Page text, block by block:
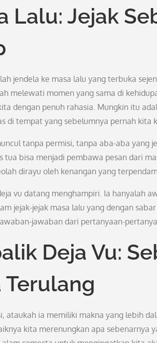
Lalu: Jejak
jendela ke masa lalu yang terbuka
melewati momen yang sama di
dengan penuh rahasia. Mungkin itu
di tempat yang sebelumnya pernah kita
tanpa permisi, tanpa aba-aba yang
tua bisa menjadi pembawa pesan dari
dirayu oleh kenangan yang
vu datang menghampiri. Ia hanyalah
jejak-jejak masa lalu yang dengan
jawaban dari pertanyaan-
Deja Vu:
Terulang
ataukah ia memiliki makna yang lebih
kita merenungkan apa sebenarnya